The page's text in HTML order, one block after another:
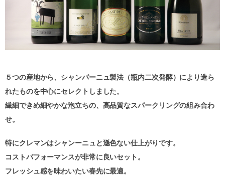
５つの産地から、シャンパーニュ製法（瓶内二次発酵）により造ら
れたものを中心にセレクトしました。
繊細できめ細やかな泡立ちの、高品質なスパークリングの組み合わ
せ。
特にクレマンはシャンーニュと遜色ない仕上がりです。
コストパフォーマンスが非常に良いセット。
フレッシュ感を味わいたい春先に最適。